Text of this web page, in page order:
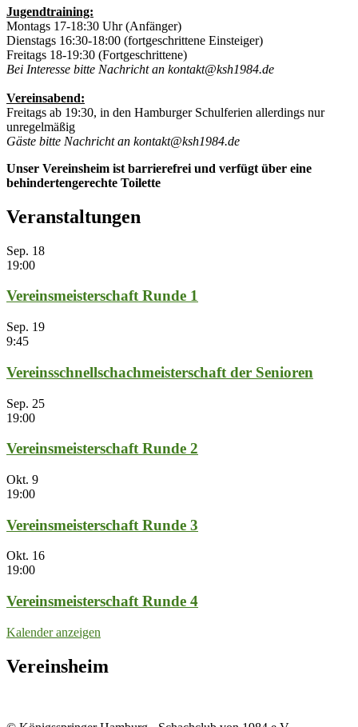
Jugendtraining:
Montags 17-18:30 Uhr (Anfänger)
Dienstags 16:30-18:00 (fortgeschrittene Einsteiger)
Freitags 18-19:30 (Fortgeschrittene)
Bei Interesse bitte Nachricht an kontakt@ksh1984.de
Vereinsabend:
Freitags ab 19:30, in den Hamburger Schulferien allerdings nur
unregelmäßig
Gäste bitte Nachricht an kontakt@ksh1984.de
Unser Vereinsheim ist barrierefrei und verfügt über eine
behindertengerechte Toilette
Veranstaltungen
Sep. 18
19:00
Vereinsmeisterschaft Runde 1
Sep. 19
9:45
Vereinsschnellschachmeisterschaft der Senioren
Sep. 25
19:00
Vereinsmeisterschaft Runde 2
Okt. 9
19:00
Vereinsmeisterschaft Runde 3
Okt. 16
19:00
Vereinsmeisterschaft Runde 4
Kalender anzeigen
Vereinsheim